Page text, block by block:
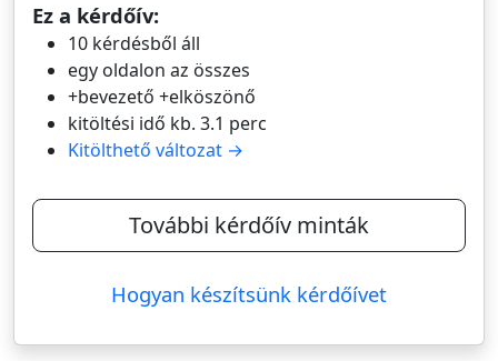
Ez a kérdőív:
10 kérdésből áll
egy oldalon az összes
+bevezető +elköszönő
kitöltési idő kb. 3.1 perc
Kitölthető változat →
További kérdőív minták
Hogyan készítsünk kérdőívet